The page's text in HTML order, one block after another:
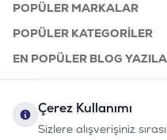
POPÜLER MARKALAR
POPÜLER KATEGORILER
EN POPÜLER BLOG
KURUMSAL
Çerez Kullanımı
Sizlere alışverişiniz